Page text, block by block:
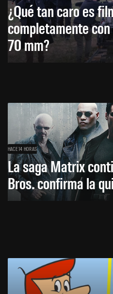
¿Qué tan caro es
completamente
70 mm?
HACE 14 HORAS
La saga Matrix
Bros. confirma la